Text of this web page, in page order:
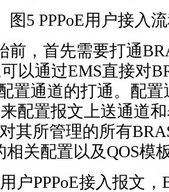
图5 PPPoE用户接入
前，首先需要打通
以通过EMS直接对
置通道的打通。配置
配置报文上送通道
其所管理的所有
相关配置以及QOS模
户PPPoE接入报文